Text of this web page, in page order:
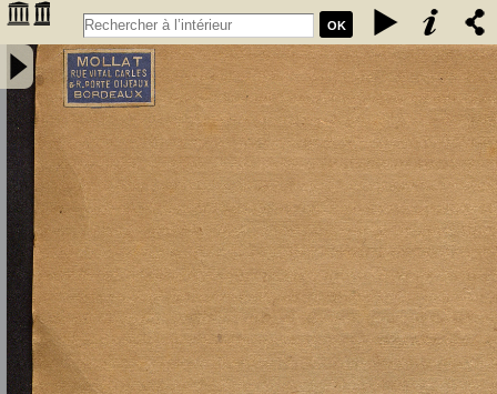
OK
Essais sur le corporatisme : corporatisme et libéralisme :
corporatisme et étatisme : corporatisme et syndicalisme - Pirou,
Gaëtan (1886-1946)